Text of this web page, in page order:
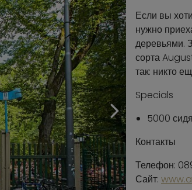
Если вы
нужно
деревьями.
сорта
так: никто
Specials
5000
Контакты
Телефон:
Сайт: